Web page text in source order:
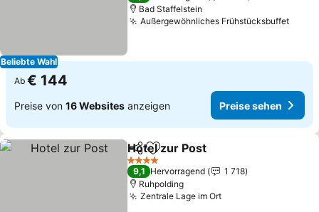
Beliebte Wahl
Bad Staffelstein
Außergewöhnliches Frühstücksbuffet
Ab € 144
Preise von 16 Websites anzeigen Preise sehen
TeilenZu Favoriten hinzufügen
Hotel zur Post
4 Sterne
9,1 Hervorragend
1 718
Ruhpolding
Zentrale Lage im Ort